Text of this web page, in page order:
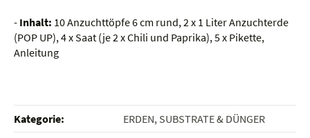
- Inhalt: 10 Anzuchttöpfe 6 cm rund, 2 x 1 Liter Anzuchterde
(POP UP), 4 x Saat (je 2 x Chili und Paprika), 5 x Pikette,
Anleitung
Kategorie:
ERDEN, SUBSTRATE & DÜNGER